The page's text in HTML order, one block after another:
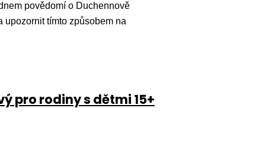
povědomí o Duchennově
upozornit tímto způsobem na
pro rodiny s dětmi 15+